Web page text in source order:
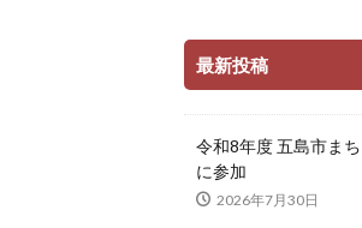
最新投稿
令和8年度 五島市ま
に参加
2026年7月30日